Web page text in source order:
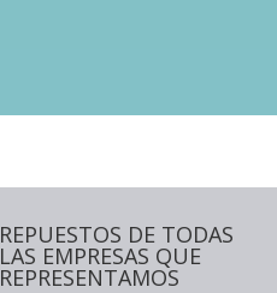
REPUESTOS DE TODAS
LAS EMPRESAS QUE
REPRESENTAMOS